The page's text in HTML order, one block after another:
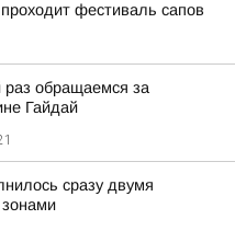
фестиваль сапов
обращаемся за
Гайдай
сразу двумя